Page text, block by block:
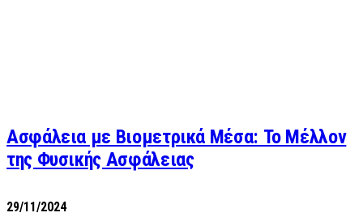
Ασφάλεια με Βιομετρικά Μέσα: Το Μέλλον
της Φυσικής Ασφάλειας
29/11/2024